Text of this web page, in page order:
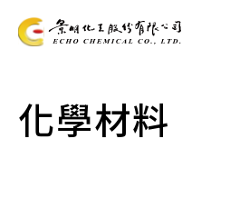
化學材料
關於我們